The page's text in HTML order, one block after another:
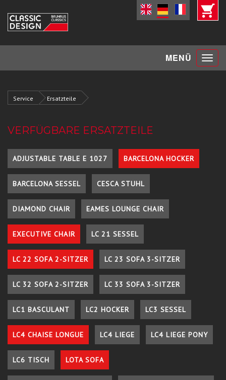
MENÜ Toggle
Service Ersatzteile
VERFÜGBARE ERSATZTEILE
ADJUSTABLE TABLE E 1027 BARCELONA HOCKER
BARCELONA SESSEL CESCA STUHL
DIAMOND CHAIR EAMES LOUNGE CHAIR
EXECUTIVE CHAIR LC 21 SESSEL
LC 22 SOFA 2-SITZER LC 23 SOFA 3-SITZER
LC 32 SOFA 2-SITZER LC 33 SOFA 3-SITZER
LC1 BASCULANT LC2 HOCKER LC3 SESSEL
LC4 CHAISE LONGUE LC4 LIEGE LC4 LIEGE PONY
LC6 TISCH LOTA SOFA